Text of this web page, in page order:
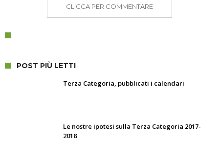
CLICCA PER COMMENTARE
POST PIÙ LETTI
Terza Categoria, pubblicati i calendari
Le nostre ipotesi sulla Terza Categoria 2017-
2018